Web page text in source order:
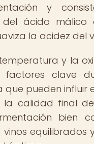
y
del ácido málico
la acidez del
y la
factores clave
que pueden influir
calidad final
bien
equilibrados